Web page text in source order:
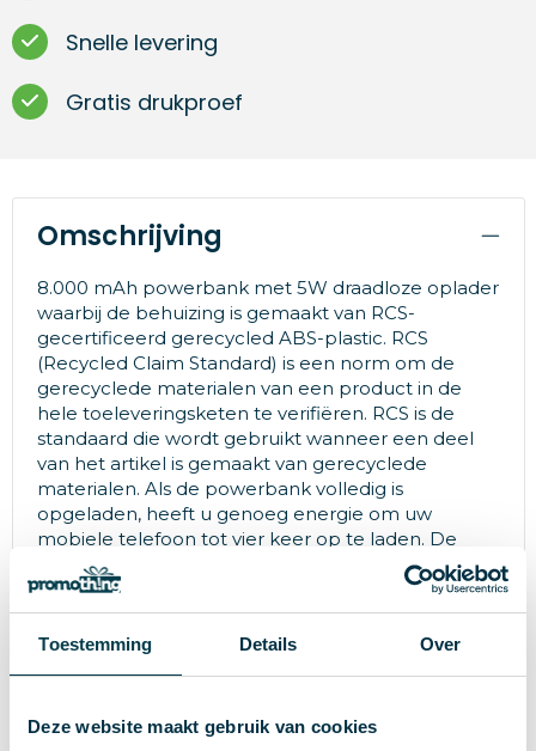
Toestemming Details Over
Deze website maakt gebruik van cookies
Snelle levering
Gratis drukproef
Omschrijving
8.000 mAh powerbank met 5W draadloze oplader
waarbij de behuizing is gemaakt van RCS-
gecertificeerd gerecycled ABS-plastic. RCS
(Recycled Claim Standard) is een norm om de
gerecyclede materialen van een product in de
hele toeleveringsketen te verifiëren. RCS is de
standaard die wordt gebruikt wanneer een deel
van het artikel is gemaakt van gerecyclede
materialen. Als de powerbank volledig is
opgeladen, heeft u genoeg energie om uw
mobiele telefoon tot vier keer op te laden. De
powerbank bevat een duurzame A kwaliteit 8.000
mAh lithium-polymeer batterij. De
stroomindicatoren geven het resterende
energieniveau aan, zodat u altijd weet wanneer u
5V/2A; Artikel en accessoires PVC vrij. Inclusief PVC-
vrije oplaadkabel van gerecycled TPE-materiaal